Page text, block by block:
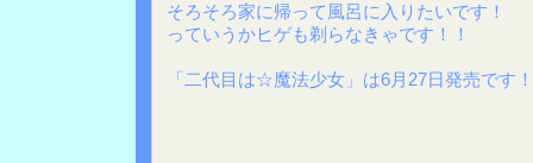
そろそろ家に帰って風呂に入りたいです！
っていうかヒゲも剃らなきゃです！！
「二代目は☆魔法少女」は6月27日発売です